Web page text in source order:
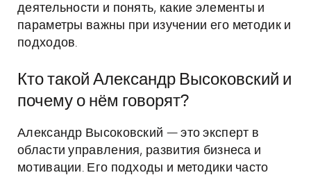
деятельности и понять, какие элементы и
параметры важны при изучении его методик и
подходов.
Кто такой Александр Высоковский и
почему о нём говорят?
Александр Высоковский — это эксперт в
области управления, развития бизнеса и
мотивации. Его подходы и методики часто